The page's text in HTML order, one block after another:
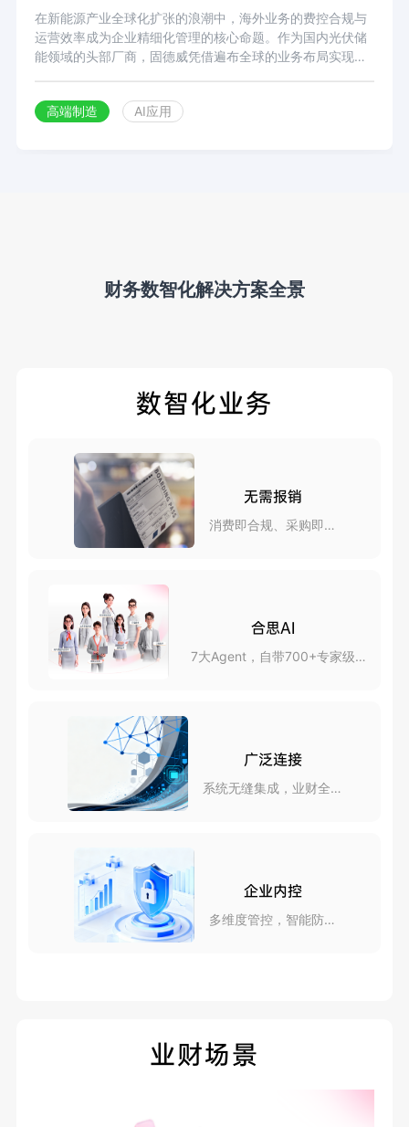
在新能源产业全球化扩张的浪潮中，海外业务的费控合规与
运营效率成为企业精细化管理的核心命题。作为国内光伏储
能领域的头部厂商，固德威凭借遍布全球的业务布局实现高
点。2025 年，固德威联合合思落地 AI 智能审核项目，将 AI
高端制造 AI应用
财务数智化解决方案全景
数智化业务
无需报销
消费即合规、采购即报
合思AI
7大Agent，自带700+专家级
广泛连接
系统无缝集成，业财全互
企业内控
多维度管控，智能防风
业财场景